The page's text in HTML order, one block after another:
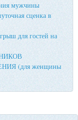
мужчины
сценка в
для гостей на
(для женщины